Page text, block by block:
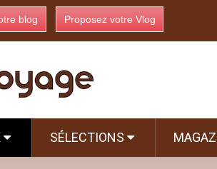
blog Proposez votre Vlog
SÉLECTIONS